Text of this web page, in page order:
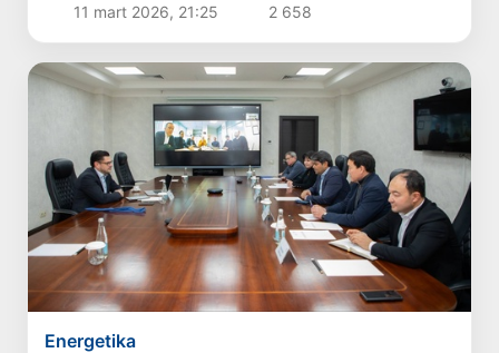
11 mart 2026, 21:25 2 658
Energetika